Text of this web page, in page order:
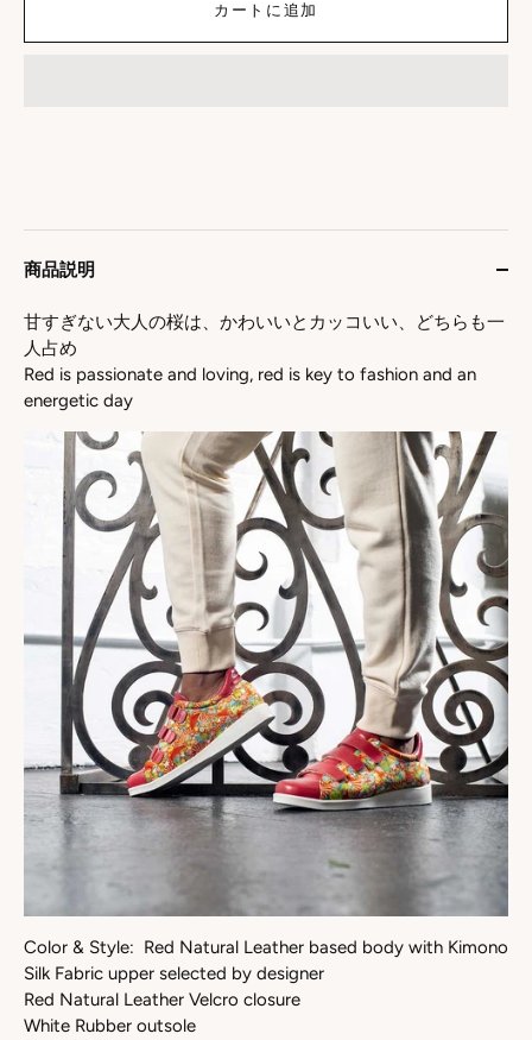
カートに追加
商品説明
甘すぎない大人の桜は、かわいいとカッコいい、どちらも一
人占め
Red is passionate and loving, red is key to fashion and an
energetic day
Color & Style: Red Natural Leather based body with Kimono
Silk Fabric upper selected by designer
Red Natural Leather Velcro closure
White Rubber outsole